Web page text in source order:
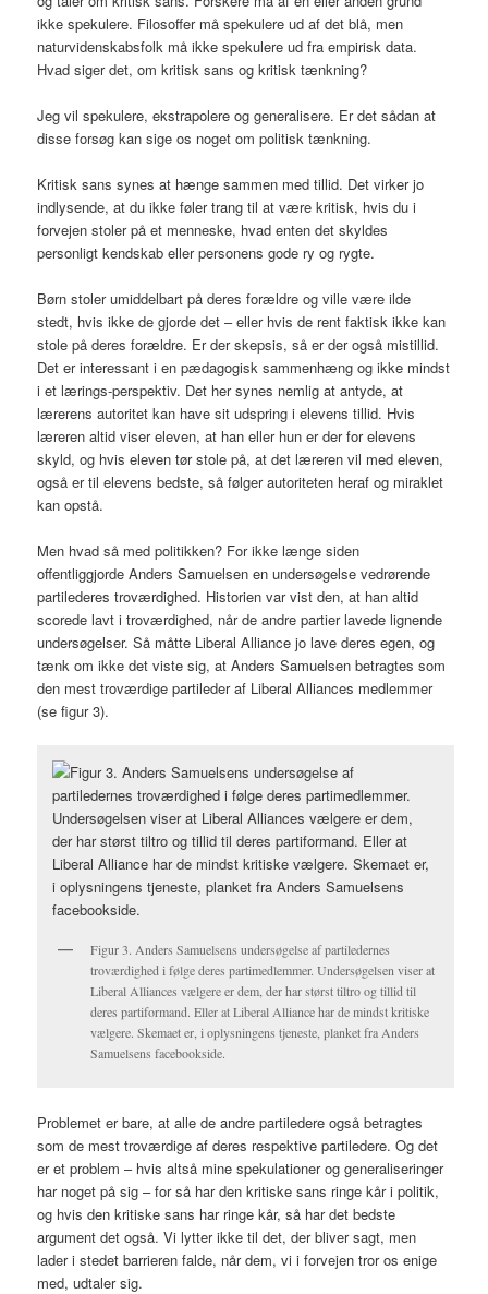
ikke spekulere. Filosoffer må spekulere ud af det blå, men
naturvidenskabsfolk må ikke spekulere ud fra empirisk data.
Hvad siger det, om kritisk sans og kritisk tænkning?
Jeg vil spekulere, ekstrapolere og generalisere. Er det sådan at
disse forsøg kan sige os noget om politisk tænkning.
Kritisk sans synes at hænge sammen med tillid. Det virker jo
indlysende, at du ikke føler trang til at være kritisk, hvis du i
forvejen stoler på et menneske, hvad enten det skyldes
personligt kendskab eller personens gode ry og rygte.
Børn stoler umiddelbart på deres forældre og ville være ilde
stedt, hvis ikke de gjorde det – eller hvis de rent faktisk ikke kan
stole på deres forældre. Er der skepsis, så er der også mistillid.
Det er interessant i en pædagogisk sammenhæng og ikke mindst
i et lærings-perspektiv. Det her synes nemlig at antyde, at
lærerens autoritet kan have sit udspring i elevens tillid. Hvis
læreren altid viser eleven, at han eller hun er der for elevens
skyld, og hvis eleven tør stole på, at det læreren vil med eleven,
også er til elevens bedste, så følger autoriteten heraf og miraklet
kan opstå.
Men hvad så med politikken? For ikke længe siden
offentliggjorde Anders Samuelsen en undersøgelse vedrørende
partilederes troværdighed. Historien var vist den, at han altid
scorede lavt i troværdighed, når de andre partier lavede lignende
undersøgelser. Så måtte Liberal Alliance jo lave deres egen, og
tænk om ikke det viste sig, at Anders Samuelsen betragtes som
den mest troværdige partileder af Liberal Alliances medlemmer
(se figur 3).
Figur 3. Anders Samuelsens undersøgelse af partiledernes
troværdighed i følge deres partimedlemmer. Undersøgelsen viser at
Liberal Alliances vælgere er dem, der har størst tiltro og tillid til
deres partiformand. Eller at Liberal Alliance har de mindst kritiske
vælgere. Skemaet er, i oplysningens tjeneste, planket fra Anders
Samuelsens facebookside.
Problemet er bare, at alle de andre partiledere også betragtes
som de mest troværdige af deres respektive partiledere. Og det
er et problem – hvis altså mine spekulationer og generaliseringer
har noget på sig – for så har den kritiske sans ringe kår i politik,
og hvis den kritiske sans har ringe kår, så har det bedste
argument det også. Vi lytter ikke til det, der bliver sagt, men
lader i stedet barrieren falde, når dem, vi i forvejen tror os enige
med, udtaler sig.